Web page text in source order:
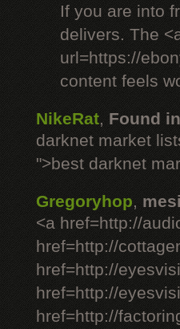
If you are into
delivers. The
url=https://
content feels
NikeRat, Found
darknet market
">best darknet
Gregoryhop,
<a href=http://
href=http://
href=http://
href=http://
href=http://